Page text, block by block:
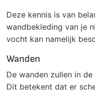
Deze kennis is van
wandbekleding van je
vocht kan namelijk
Wanden
De wanden zullen in
Dit betekent dat er